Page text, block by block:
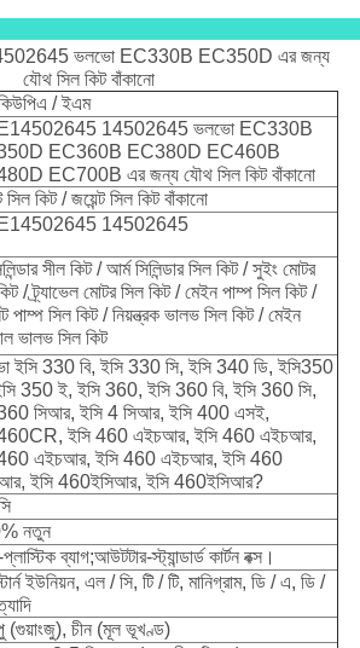
ভলভো EC330B EC350D এর জন্য
যৌথ সিল কিট বাঁকানো
/ ইএম
14502645 ভলভো EC330B
EC360B EC380D EC460B
EC700B এর জন্য যৌথ সিল কিট বাঁকানো
সিল কিট / জয়েন্ট সিল কিট বাঁকানো
14502645
সীল কিট / আর্ম সিলিন্ডার সিল কিট / সুইং মোটর
/ ট্র্যাভেল মোটর সিল কিট / মেইন পাম্প সিল কিট /
পাম্প সিল কিট / নিয়ন্ত্রক ভালভ সিল কিট / মেইন
ভালভ সিল কিট
ইসি 330 বি, ইসি 330 সি, ইসি 340 ডি, ইসি350
350 ই, ইসি 360, ইসি 360 বি, ইসি 360 সি,
সিআর, ইসি 4 সিআর, ইসি 400 এসই,
ইসি 460 এইচআর, ইসি 460 এইচআর,
এইচআর, ইসি 460 এইচআর, ইসি 460
ইসি 460ইসিআর, ইসি 460ইসিআর?
নতুন
ব্যাগ;আউটটার-স্ট্যান্ডার্ড কার্টন বক্স।
ইউনিয়ন, এল / সি, টি / টি, মানিগ্রাম, ডি / এ, ডি /
(গুয়াংজু), চীন (মূল ভূখণ্ড)